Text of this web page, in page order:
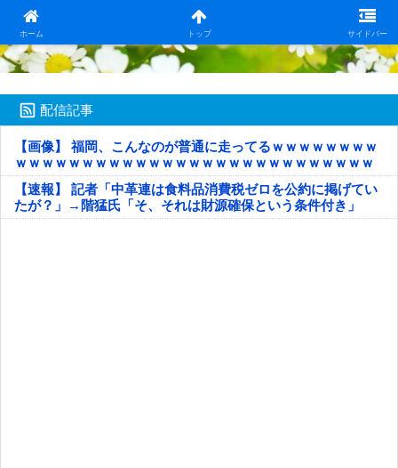
ホーム トップ サイドバー
日本第一！ニュース録
配信記事
【画像】 福岡、こんなのが普通に走ってるｗｗｗｗｗｗｗｗ
ｗｗｗｗｗｗｗｗｗｗｗｗｗｗｗｗｗｗｗｗｗｗｗｗｗｗｗ
ｗｗｗｗｗ
【速報】 記者「中革連は食料品消費税ゼロを公約に掲げてい
たが？」→階猛氏「そ、それは財源確保という条件付き」